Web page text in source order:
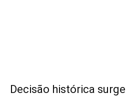
Decisão histórica